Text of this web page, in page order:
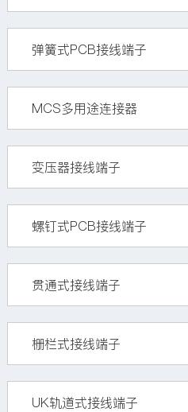
弹簧式PCB接线端子
MCS多用途连接器
变压器接线端子
螺钉式PCB接线端子
贯通式接线端子
栅栏式接线端子
UK轨道式接线端子